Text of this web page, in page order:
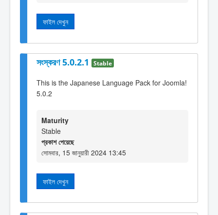
ফাইল দেখুন
সংস্করণ 5.0.2.1 Stable
This is the Japanese Language Pack for Joomla!
5.0.2
Maturity
Stable
প্রকাশ পেয়েছে
সোমবার, 15 জানুয়ারী 2024 13:45
ফাইল দেখুন